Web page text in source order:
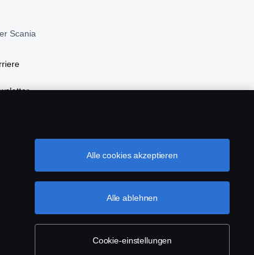
Scania
Webshop
bei Scania
Cookie-einstellungen
Alle ablehnen
Alle cookies akzeptieren